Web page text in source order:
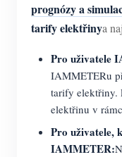
prognózy a
tarify elektřinya
Pro uživatele
IAMMETERu
tarify elektřiny.
elektřinu v
Pro uživatele,
IAMMETER: